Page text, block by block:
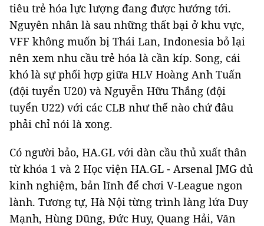
tiêu trẻ hóa lực lượng đang được hướng tới.
Nguyên nhân là sau những thất bại ở khu vực,
VFF không muốn bị Thái Lan, Indonesia bỏ lại
nên xem nhu cầu trẻ hóa là cần kíp. Song, cái
khó là sự phối hợp giữa HLV Hoàng Anh Tuấn
(đội tuyển U20) và Nguyễn Hữu Thắng (đội
tuyển U22) với các CLB như thế nào chứ đâu
phải chỉ nói là xong.
Có người bảo, HA.GL với dàn cầu thủ xuất thân
từ khóa 1 và 2 Học viện HA.GL - Arsenal JMG đủ
kinh nghiệm, bản lĩnh để chơi V-League ngon
lành. Tương tự, Hà Nội từng trình làng lứa Duy
Mạnh, Hùng Dũng, Đức Huy, Quang Hải, Văn